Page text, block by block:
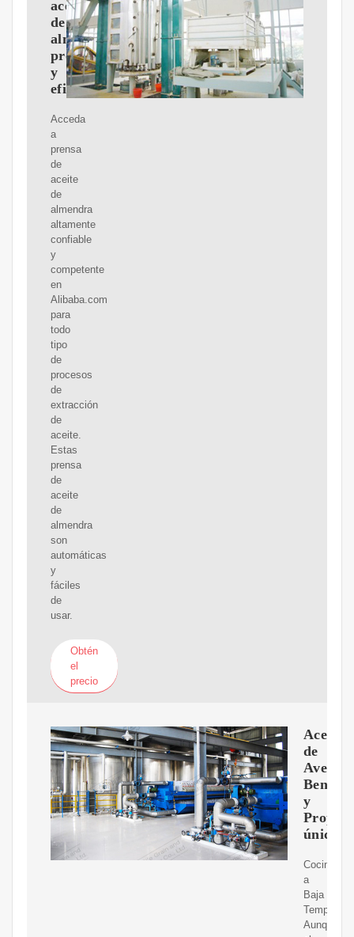
aceite
de
almendra
profesional
y
eficiente
Acceda
a
prensa
de
aceite
de
almendra
altamente
confiable
y
competente
en
Alibaba.com
para
todo
tipo
de
procesos
de
extracción
de
aceite.
Estas
prensa
de
aceite
de
almendra
son
automáticas
y
fáciles
de
usar.
Obtén
el
precio
Aceite
de
y
únicas
Cocina
a
Baja
Aunque